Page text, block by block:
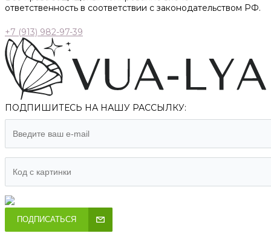
ответственность в соответствии с законодательством РФ.
+7 (913) 982-97-39
ПОДПИШИТЕСЬ НА НАШУ РАССЫЛКУ:
ПОДПИСАТЬСЯ